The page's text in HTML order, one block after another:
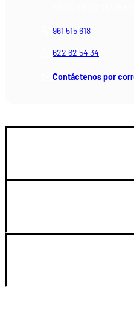
961 515 618
622 62 54 34
Contáctenos por